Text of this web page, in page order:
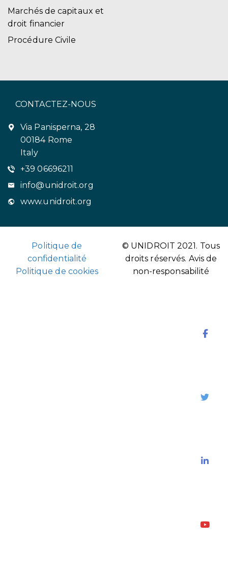
Marchés de capitaux et
droit financier
Procédure Civile
CONTACTEZ-NOUS
Via Panisperna, 28
00184 Rome
Italy
+39 06696211
info@unidroit.org
www.unidroit.org
Politique de
confidentialité
Politique de cookies
© UNIDROIT 2021. Tous
droits réservés. Avis de
non-responsabilité